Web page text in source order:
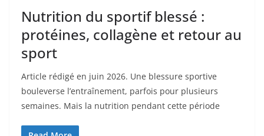
Nutrition du sportif blessé :
protéines, collagène et retour au
sport
Article rédigé en juin 2026. Une blessure sportive
bouleverse l’entraînement, parfois pour plusieurs
semaines. Mais la nutrition pendant cette période